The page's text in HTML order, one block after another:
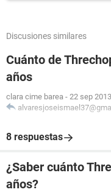
Discusiones similares
Cuánto de
años
clara cime barea - 22 sep
8 respuestas
¿Saber cuánto
años?